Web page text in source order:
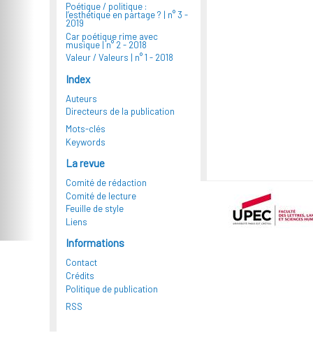
Poétique / politique :
l’esthétique en partage ? | n° 3 -
2019
Car poétique rime avec
musique |n° 2 - 2018
Valeur / Valeurs | n° 1 - 2018
Index
Auteurs
Directeurs de la publication
Mots-clés
Keywords
La revue
Comité de rédaction
Comité de lecture
Feuille de style
Liens
Informations
Contact
Crédits
Politique de publication
RSS